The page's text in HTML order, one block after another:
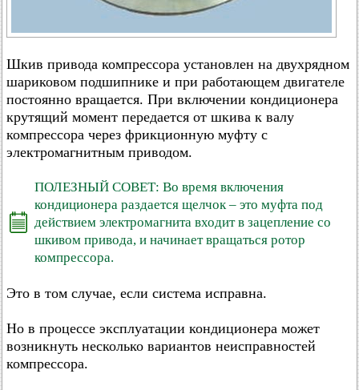
Шкив привода компрессора установлен на двухрядном
шариковом подшипнике и при работающем двигателе
постоянно вращается. При включении кондиционера
крутящий момент передается от шкива к валу
компрессора через фрикционную муфту с
электромагнитным приводом.
ПОЛЕЗНЫЙ СОВЕТ: Во время включения
кондиционера раздается щелчок – это муфта под
действием электромагнита входит в зацепление со
шкивом привода, и начинает вращаться ротор
компрессора.
Это в том случае, если система исправна.
Но в процессе эксплуатации кондиционера может
возникнуть несколько вариантов неисправностей
компрессора.